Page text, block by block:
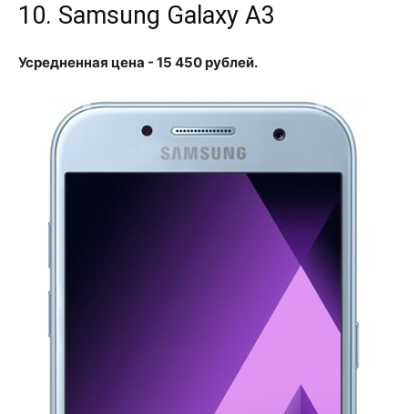
10. Samsung Galaxy A3
Усредненная цена - 15 450 рублей.